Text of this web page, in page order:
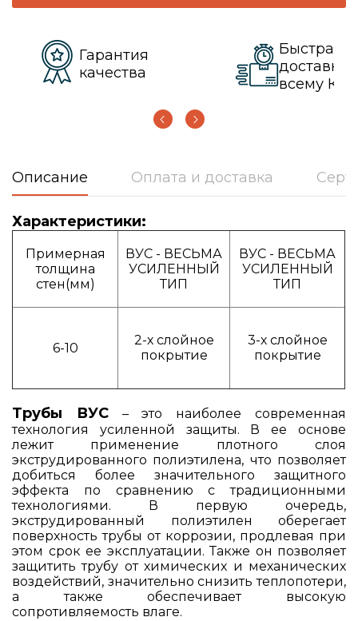
Гарантия
качества
Быстрая
доставка
всему КЗ
Описание Оплата и доставка
Характеристики:
Примерная
толщина
стен(мм)
ВУС - ВЕСЬМА
УСИЛЕННЫЙ
ТИП
ВУС - ВЕСЬМА
УСИЛЕННЫЙ
ТИП
6-10
2-х слойное
покрытие
3-х слойное
покрытие
Трубы ВУС– это наиболее современная
технология усиленной защиты. В ее основе
лежит применение плотного слоя
экструдированного полиэтилена, что позволяет
добиться более значительного защитного
эффекта по сравнению с традиционными
технологиями. В первую очередь,
экструдированный полиэтилен оберегает
поверхность трубы от коррозии, продлевая при
этом срок ее эксплуатации. Также он позволяет
защитить трубу от химических и механических
воздействий, значительно снизить теплопотери,
а также обеспечивает высокую
сопротивляемость влаге.